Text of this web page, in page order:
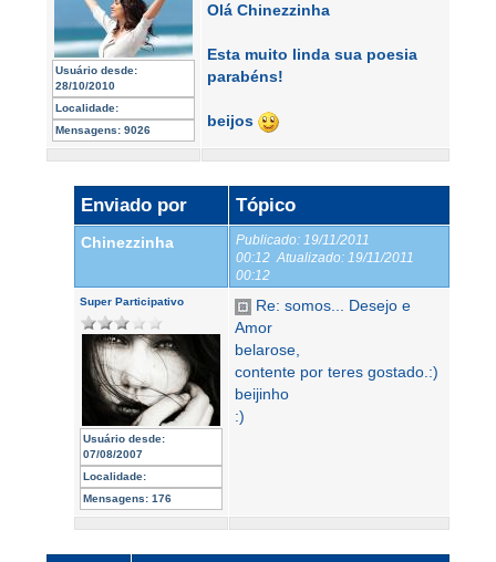
Usuário desde:
28/10/2010
Localidade:
Mensagens: 9026
Olá Chinezzinha
Esta muito linda sua poesia
parabéns!
beijos
Enviado por Tópico
Chinezzinha Publicado: 19/11/2011
00:12 Atualizado: 19/11/2011
00:12
Super Participativo
Usuário desde:
07/08/2007
Localidade:
Mensagens: 176
Re: somos... Desejo e
Amor
belarose,
contente por teres gostado.:)
beijinho
:)